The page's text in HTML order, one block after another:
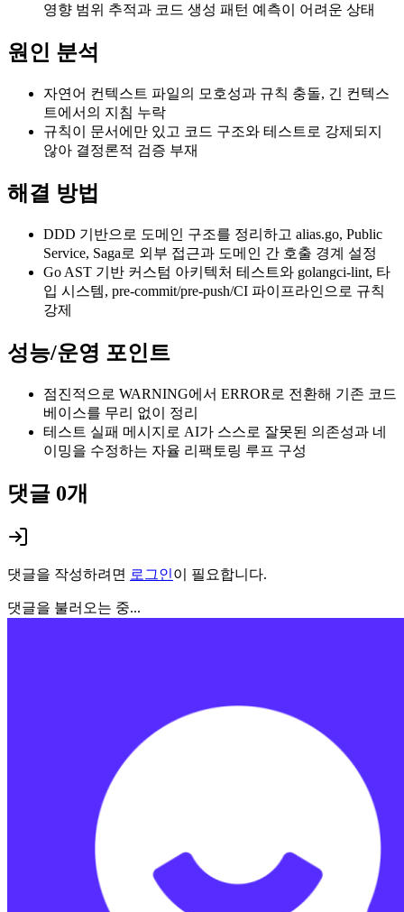
영향 범위 추적과 코드 생성 패턴 예측이 어려운 상태
원인 분석
자연어 컨텍스트 파일의 모호성과 규칙 충돌, 긴 컨텍스
트에서의 지침 누락
규칙이 문서에만 있고 코드 구조와 테스트로 강제되지
않아 결정론적 검증 부재
해결 방법
DDD 기반으로 도메인 구조를 정리하고 alias.go, Public
Service, Saga로 외부 접근과 도메인 간 호출 경계 설정
Go AST 기반 커스텀 아키텍처 테스트와 golangci-lint, 타
입 시스템, pre-commit/pre-push/CI 파이프라인으로 규칙
강제
성능/운영 포인트
점진적으로 WARNING에서 ERROR로 전환해 기존 코드
베이스를 무리 없이 정리
테스트 실패 메시지로 AI가 스스로 잘못된 의존성과 네
이밍을 수정하는 자율 리팩토링 루프 구성
댓글 0개
댓글을 작성하려면 로그인이 필요합니다.
댓글을 불러오는 중...